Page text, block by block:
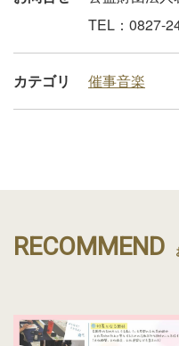
TEL：0827-
カテゴリ 催事音楽
RECOMMEND